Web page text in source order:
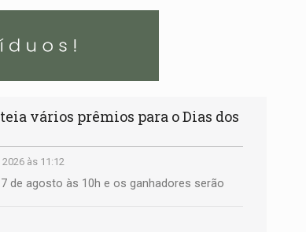
vários prêmios para o Dias dos
às 11:12
de agosto às 10h e os ganhadores serão